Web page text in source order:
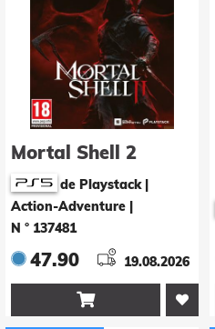
Mortal Shell 2
de Playstack |
Action-Adventure
N ° 137481
47.90 19.08.2026
